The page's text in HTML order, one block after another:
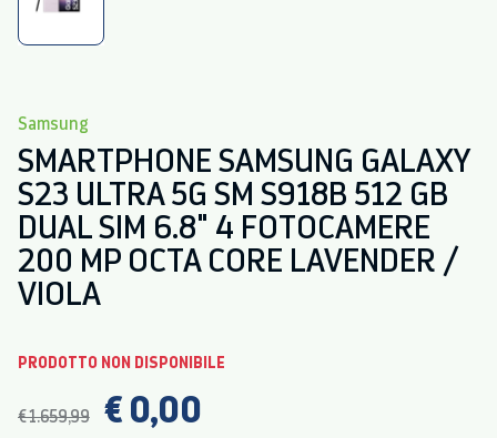
Samsung
SMARTPHONE SAMSUNG GALAXY
S23 ULTRA 5G SM S918B 512 GB
DUAL SIM 6.8" 4 FOTOCAMERE
200 MP OCTA CORE LAVENDER /
VIOLA
PRODOTTO NON DISPONIBILE
€ 1.659,99 € 0,00